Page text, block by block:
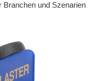
Branchen und Szenarien